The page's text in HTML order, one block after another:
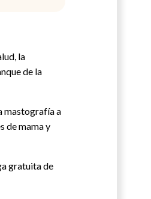
la
de la
mastografía a
de mama y
gratuita de